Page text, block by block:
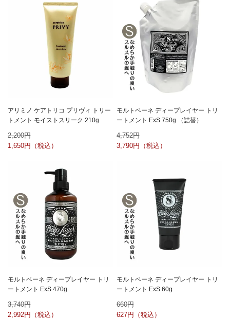
アリミノ ケアトリコ プリヴィ トリー
トメント モイストスリーク 210g
2,200
1,650
モルトベーネ ディープレイヤー トリ
ートメント ExS 750g （詰替）
4,752
3,790
モルトベーネ ディープレイヤー トリ
ートメント ExS 470g
3,740
2,992
モルトベーネ ディープレイヤー トリ
ートメント ExS 60g
660
627